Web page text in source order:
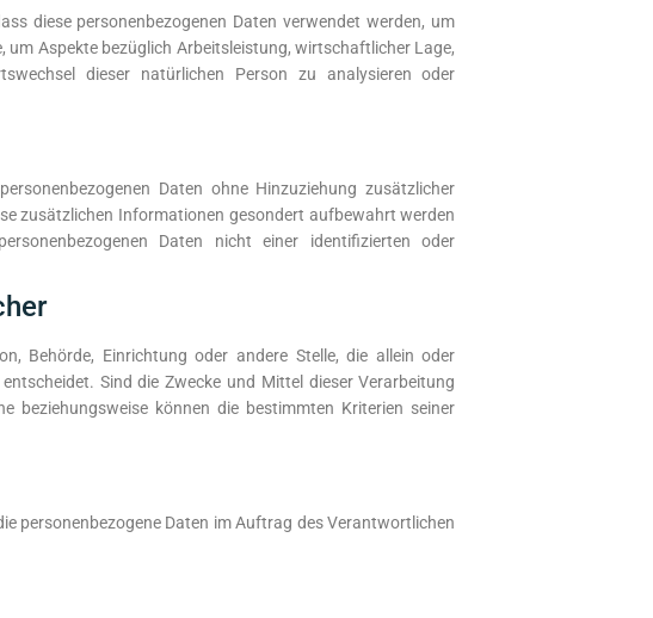
diese personenbezogenen Daten verwendet werden, um
um Aspekte bezüglich Arbeitsleistung, wirtschaftlicher Lage,
dieser natürlichen Person zu analysieren oder
Daten ohne Hinzuziehung zusätzlicher
zusätzlichen Informationen gesondert aufbewahrt werden
Daten nicht einer identifizierten oder
Behörde, Einrichtung oder andere Stelle, die allein oder
Sind die Zwecke und Mittel dieser Verarbeitung
können die bestimmten Kriterien seiner
personenbezogene Daten im Auftrag des Verantwortlichen